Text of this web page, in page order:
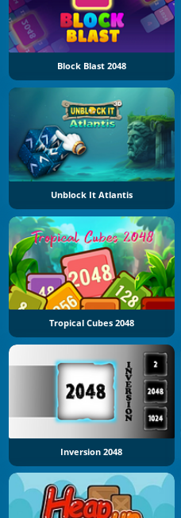
Block Blast 2048
Unblock It Atlantis
Tropical Cubes 2048
Inversion 2048